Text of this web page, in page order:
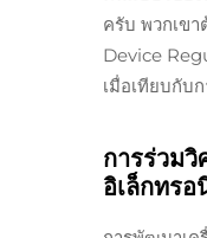
ครับ พวกเข
Device
เมื่อเทียบกับ
การร่วม
อิเล็กทรอ